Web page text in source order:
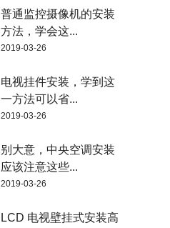
普通监控摄像机的安装
方法，学会这...
2019-03-26
电视挂件安装，学到这
一方法可以省...
2019-03-26
别大意，中央空调安装
应该注意这些...
2019-03-26
LCD 电视壁挂式安装高